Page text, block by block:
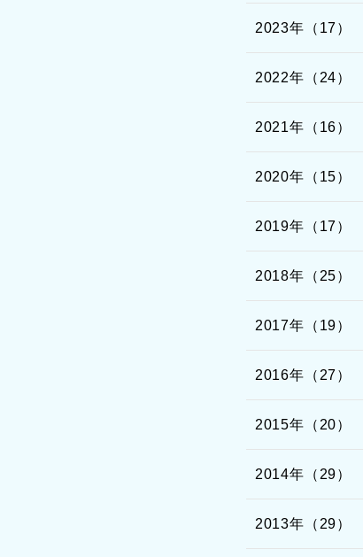
2023年（17）
2022年（24）
2021年（16）
2020年（15）
2019年（17）
2018年（25）
2017年（19）
2016年（27）
2015年（20）
2014年（29）
2013年（29）